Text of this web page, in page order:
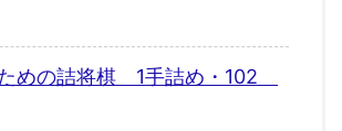
めの詰将棋 1手詰め・102